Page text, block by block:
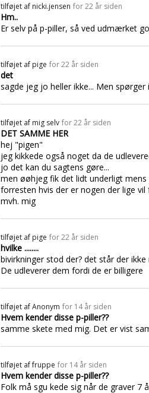
tilføjet af nicki.jensen for 22 år siden
Hm..
Er selv på p-piller, så ved udmærket
tilføjet af pige for 22 år siden
det
sagde jeg jo heller ikke... Men
tilføjet af mig selv for 22 år siden
DET SAMME HER
hej "pigen"
jeg kikkede også noget da de
jo det kan du sagtens gøre...
men øøhjeg fik det lidt underligt mens
forresten hvis der er nogen der lige
mvh. mig
tilføjet af pige for 22 år siden
hvilke ........
bivirkninger stod der? det står der
De udleverer dem fordi de er billigere
tilføjet afAnonym for 14 år siden
Hvem kender disse p-piller??
samme skete med mig. Det er vist
tilføjet affruppe for 14 år siden
Hvem kender disse p-piller??
Folk må sgu kede sig når de graver